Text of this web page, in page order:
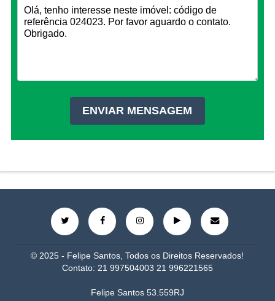
© 2025 - Felipe Santos, Todos os Direitos Reservados!
Contato: 21 997504003 21 996221565
Felipe Santos 53.559RJ